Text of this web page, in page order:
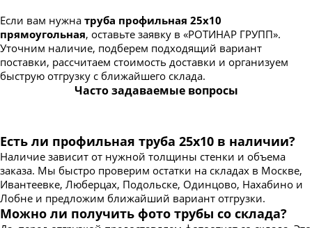
Если вам нужна труба профильная 25х10
прямоугольная, оставьте заявку в «РОТИНАР ГРУПП».
Уточним наличие, подберем подходящий вариант
поставки, рассчитаем стоимость доставки и организуем
быструю отгрузку с ближайшего склада.
Часто задаваемые вопросы
Есть ли профильная труба 25х10 в наличии?
Наличие зависит от нужной толщины стенки и объема
заказа. Мы быстро проверим остатки на складах в Москве,
Ивантеевке, Люберцах, Подольске, Одинцово, Нахабино и
Лобне и предложим ближайший вариант отгрузки.
Можно ли получить фото трубы со склада?